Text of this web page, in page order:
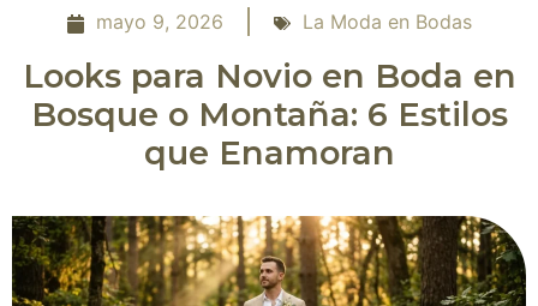
mayo 9, 2026 La Moda en Bodas
Looks para Novio en Boda en
Bosque o Montaña: 6 Estilos
que Enamoran